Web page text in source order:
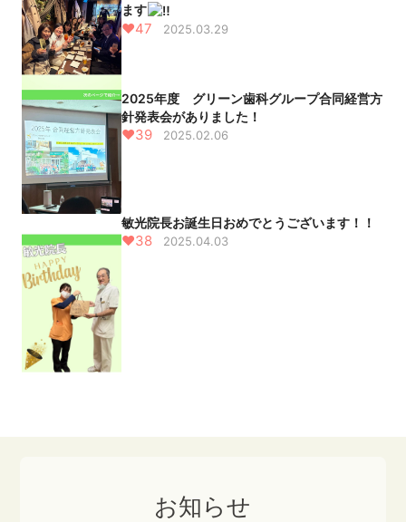
ます
♥47 2025.03.29
2025年度 グリーン歯科グループ合同経営方
針発表会がありました！
♥39 2025.02.06
敏光院長お誕生日おめでとうございます！！
♥38 2025.04.03
お知らせ